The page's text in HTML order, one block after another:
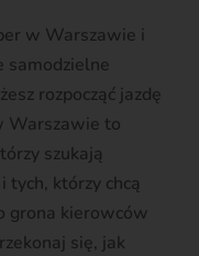
w Warszawie i
samodzielne
rozpocząć jazdę
Warszawie to
szukają
tych, którzy chcą
grona kierowców
się, jak